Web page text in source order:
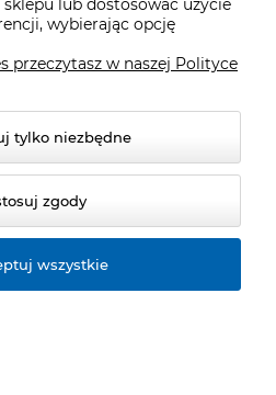
lub dostosować użycie
wybierając opcję
przeczytasz w naszej Polityce
tylko niezbędne
zgody
wszystkie